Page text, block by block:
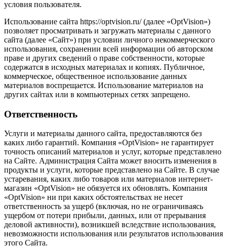
условия пользователя.
Использование сайта https://optvision.ru/ (далее «OptVision»)
позволяет просматривать и загружать материалы с данного
сайта (далее «Сайт») при условии личного некоммерческого
использования, сохранении всей информации об авторском
праве и других сведений о праве собственности, которые
содержатся в исходных материалах и копиях. Публичное,
коммерческое, общественное использование данных
материалов воспрещается. Использование материалов на
других сайтах или в компьютерных сетях запрещено.
Ответственность
Услуги и материалы данного сайта, предоставляются без
каких либо гарантий. Компания «OptVision» не гарантирует
точность описаний материалов и услуг, которые представлено
на Сайте. Администрация Сайта может вносить изменения в
продукты и услуги, которые представлено на Сайте. В случае
устаревания, каких либо товаров или материалов интернет-
магазин «OptVision» не обязуется их обновлять. Компания
«OptVision» ни при каких обстоятельствах не несет
ответственность за ущерб (включая, но не ограничиваясь
ущербом от потери прибыли, данных, или от прерывания
деловой активности), возникшей вследствие использования,
невозможности использования или результатов использования
этого Сайта.